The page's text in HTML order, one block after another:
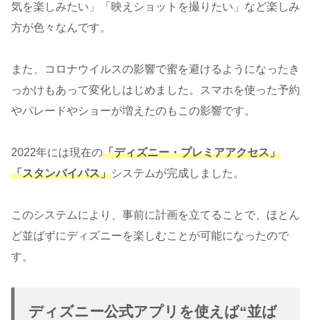
気を楽しみたい」「映えショットを撮りたい」など楽しみ
方が色々なんです。
また、コロナウイルスの影響で蜜を避けるようになったき
っかけもあって変化しはじめました。スマホを使った予約
やパレードやショーが増えたのもこの影響です。
2022年には現在の「ディズニー・プレミアアクセス」
「スタンバイパス」システムが完成しました。
このシステムにより、事前に計画を立てることで、ほとん
ど並ばずにディズニーを楽しむことが可能になったので
す。
ディズニー公式アプリを使えば“並ば